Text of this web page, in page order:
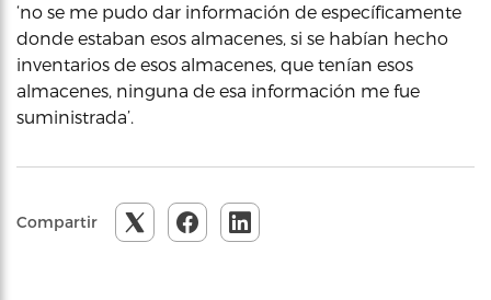
‘no se me pudo dar información de específicamente
donde estaban esos almacenes, si se habían hecho
inventarios de esos almacenes, que tenían esos
almacenes, ninguna de esa información me fue
suministrada’.
Compartir